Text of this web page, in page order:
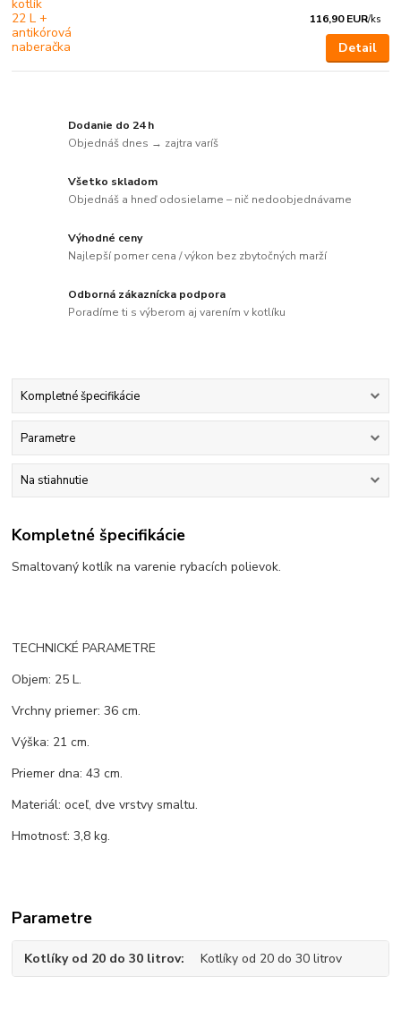
116,90 EUR/ks
Detail
Dodanie do 24 h
Objednáš dnes → zajtra varíš
Všetko skladom
Objednáš a hneď odosielame – nič nedoobjednávame
Výhodné ceny
Najlepší pomer cena / výkon bez zbytočných marží
Odborná zákaznícka podpora
Poradíme ti s výberom aj varením v kotlíku
Kompletné špecifikácie
Parametre
Na stiahnutie
Kompletné špecifikácie
Smaltovaný kotlík na varenie rybacích polievok.
TECHNICKÉ PARAMETRE
Objem: 25 L.
Vrchny priemer: 36 cm.
Výška: 21 cm.
Priemer dna: 43 cm.
Materiál: oceľ, dve vrstvy smaltu.
Hmotnosť: 3,8 kg.
Parametre
Kotlíky od 20 do 30 litrov Kotlíky od 20 do 30 litrov